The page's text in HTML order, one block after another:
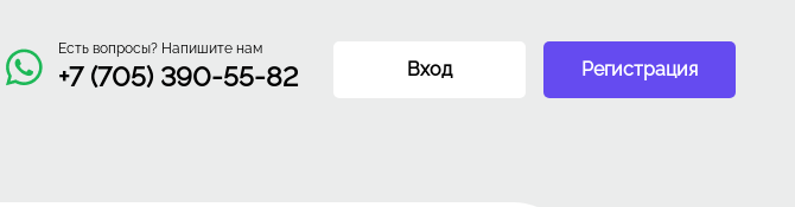
Есть вопросы? Напишите нам
+7 (705) 390-55-82 Вход Регистрация